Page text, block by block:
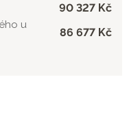
90 327 Kč
u
86 677 Kč